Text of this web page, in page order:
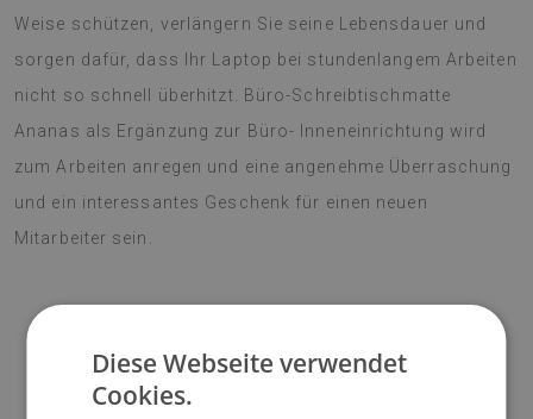
Weise schützen, verlängern Sie seine Lebensdauer und
sorgen dafür, dass Ihr Laptop bei stundenlangem Arbeiten
nicht so schnell überhitzt. Büro-Schreibtischmatte
Ananas als Ergänzung zur Büro- Inneneinrichtung wird
zum Arbeiten anregen und eine angenehme Überraschung
und ein interessantes Geschenk für einen neuen
Mitarbeiter sein.
Dicke:1,6 mm;
Diese Webseite verwendet
Cookies.